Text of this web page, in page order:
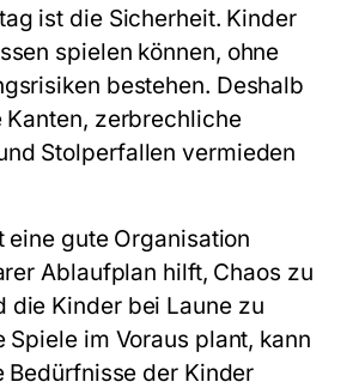
ist die Sicherheit. Kinder
spielen können, ohne
bestehen. Deshalb
Kanten, zerbrechliche
Stolperfallen vermieden
eine gute Organisation
Ablaufplan hilft, Chaos zu
die Kinder bei Laune zu
Spiele im Voraus plant, kann
der Kinder